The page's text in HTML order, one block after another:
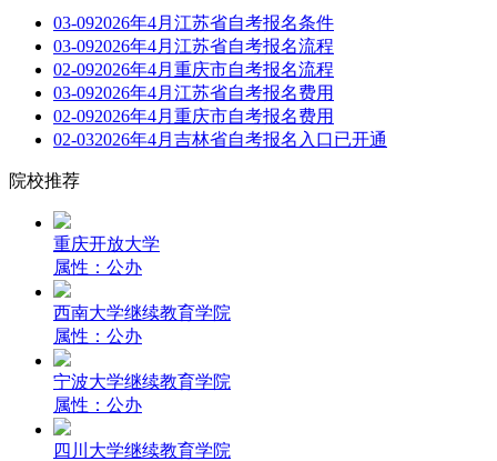
03-092026年4月江苏省自考报名条件
03-092026年4月江苏省自考报名流程
02-092026年4月重庆市自考报名流程
03-092026年4月江苏省自考报名费用
02-092026年4月重庆市自考报名费用
02-032026年4月吉林省自考报名入口已开通
院校推荐
重庆开放大学
属性：公办
西南大学继续教育学院
属性：公办
宁波大学继续教育学院
属性：公办
四川大学继续教育学院